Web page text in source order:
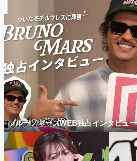
ブルーノマーズWEB独占インタビュー